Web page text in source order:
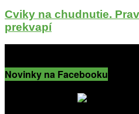
Cviky na chudnutie.
prekvapí
Novinky na Facebooku